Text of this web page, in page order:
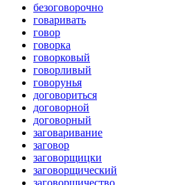
безоговорочно
говаривать
говор
говорка
говорковый
говорливый
говорунья
договориться
договорной
договорный
заговаривание
заговор
заговорщицки
заговорщический
заговорщичество